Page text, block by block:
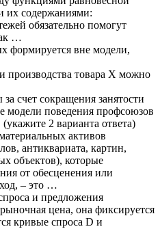
их содержаниями:
обязательно помогут
…
формируется вне модели,
производства товара Х можно
счет сокращения занятости
модели поведения профсоюзов
2 варианта ответа)
активов
антиквариата, картин,
объектов), которые
от обесценения или
– это …
и предложения
цена, она фиксируется
кривые спроса D и